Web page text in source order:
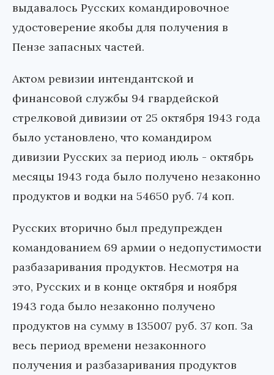
выдавалось Русских командировочное
удостоверение якобы для получения в
Пензе запасных частей.
Актом ревизии интендантской и
финансовой службы 94 гвардейской
стрелковой дивизии от 25 октября 1943 года
было установлено, что командиром
дивизии Русских за период июль - октябрь
месяцы 1943 года было получено незаконно
продуктов и водки на 54650 руб. 74 коп.
Русских вторично был предупрежден
командованием 69 армии о недопустимости
разбазаривания продуктов. Несмотря на
это, Русских и в конце октября и ноября
1943 года было незаконно получено
продуктов на сумму в 135007 руб. 37 коп. За
весь период времени незаконного
получения и разбазаривания продуктов